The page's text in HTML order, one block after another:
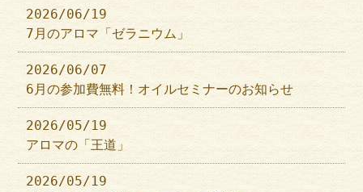
2026/06/19
7月のアロマ「ゼラニウム」
2026/06/07
6月の参加費無料！オイルセミナーのお知らせ
2026/05/19
アロマの「王道」
2026/05/19